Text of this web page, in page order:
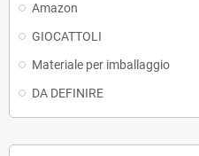
Amazon
GIOCATTOLI
Materiale per imballaggio
DA DEFINIRE